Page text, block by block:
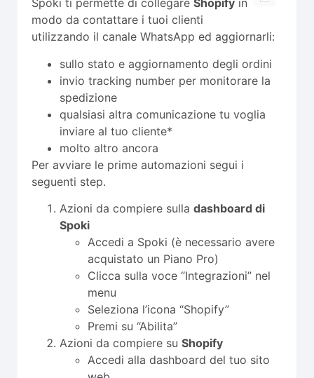
Spoki ti permette di collegare Shopify in
modo da contattare i tuoi clienti
utilizzando il canale WhatsApp ed aggiornarli:
sullo stato e aggiornamento degli ordini
invio tracking number per monitorare la
spedizione
qualsiasi altra comunicazione tu voglia
inviare al tuo cliente*
molto altro ancora
Per avviare le prime automazioni segui i
seguenti step.
Azioni da compiere sulla dashboard di
Spoki
Accedi a Spoki (è necessario avere
acquistato un Piano Pro)
Clicca sulla voce “Integrazioni” nel
menu
Seleziona l’icona “Shopify”
Premi su “Abilita”
Azioni da compiere su Shopify
Accedi alla dashboard del tuo sito